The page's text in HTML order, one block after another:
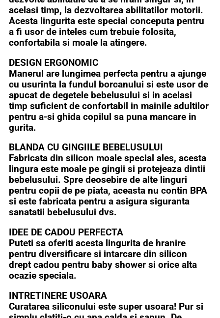
acelasi timp, la dezvoltarea abilitatilor motorii.
Acesta lingurita este special conceputa pentru
a fi usor de inteles cum trebuie folosita,
confortabila si moale la atingere.
DESIGN ERGONOMIC
Manerul are lungimea perfecta pentru a ajunge
cu usurinta la fundul borcanului si este usor de
apucat de degetele bebelusului si in acelasi
timp suficient de confortabil in mainile adultilor
pentru a-si ghida copilul sa puna mancare in
gurita.
BLANDA CU GINGIILE BEBELUSULUI
Fabricata din silicon moale special ales, acesta
lingura este moale pe gingii si protejeaza dintii
bebelusului. Spre deosebire de alte linguri
pentru copii de pe piata, aceasta nu contin BPA
si este fabricata pentru a asigura siguranta
sanatatii bebelusului dvs.
IDEE DE CADOU PERFECTA
Puteti sa oferiti acesta lingurita de hranire
pentru diversificare si intarcare din silicon
drept cadou pentru baby shower si orice alta
ocazie speciala.
INTRETINERE USOARA
Curatarea siliconului este super usoara! Pur si